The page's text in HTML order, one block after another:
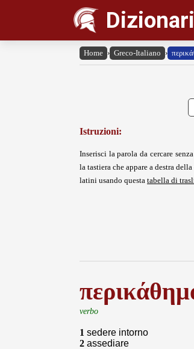
Home › Greco-Italiano ›
Istruzioni:
Inserisci la parola da cercare
la tastiera che appare a destra
latini usando questa tabella di
verbo
1 sedere intorno
2 assediare